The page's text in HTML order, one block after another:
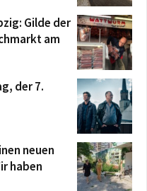
Gilde der
am
der 7.
neuen
haben